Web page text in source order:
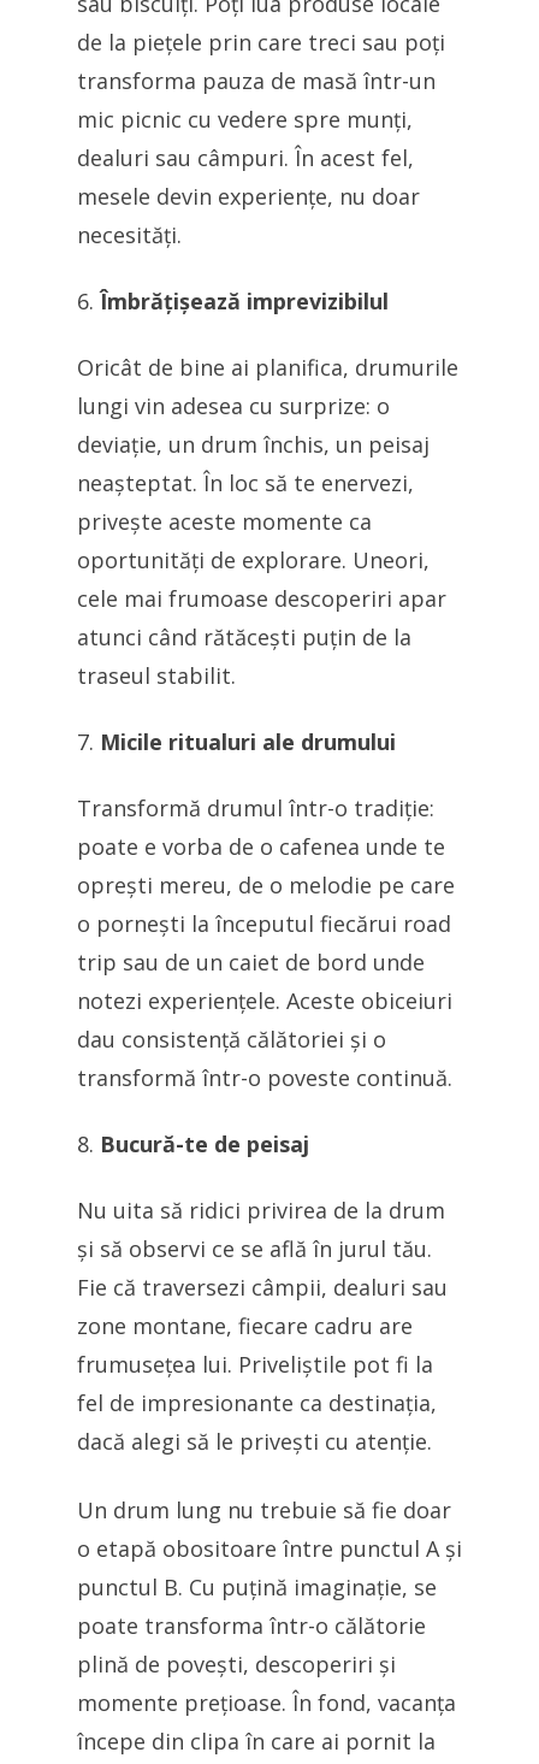
de la piețele prin care treci sau poți
transforma pauza de masă într-un
mic picnic cu vedere spre munți,
dealuri sau câmpuri. În acest fel,
mesele devin experiențe, nu doar
necesități.
Îmbrățișează imprevizibilul
Oricât de bine ai planifica, drumurile
lungi vin adesea cu surprize: o
deviație, un drum închis, un peisaj
neașteptat. În loc să te enervezi,
privește aceste momente ca
oportunități de explorare. Uneori,
cele mai frumoase descoperiri apar
atunci când rătăcești puțin de la
traseul stabilit.
Micile ritualuri ale drumului
Transformă drumul într-o tradiție:
poate e vorba de o cafenea unde te
oprești mereu, de o melodie pe care
o pornești la începutul fiecărui road
trip sau de un caiet de bord unde
notezi experiențele. Aceste obiceiuri
dau consistență călătoriei și o
transformă într-o poveste continuă.
Bucură-te de peisaj
Nu uita să ridici privirea de la drum
și să observi ce se află în jurul tău.
Fie că traversezi câmpii, dealuri sau
zone montane, fiecare cadru are
frumusețea lui. Priveliștile pot fi la
fel de impresionante ca destinația,
dacă alegi să le privești cu atenție.
Un drum lung nu trebuie să fie doar
o etapă obositoare între punctul A și
punctul B. Cu puțină imaginație, se
poate transforma într-o călătorie
plină de povești, descoperiri și
momente prețioase. În fond, vacanța
începe din clipa în care ai pornit la